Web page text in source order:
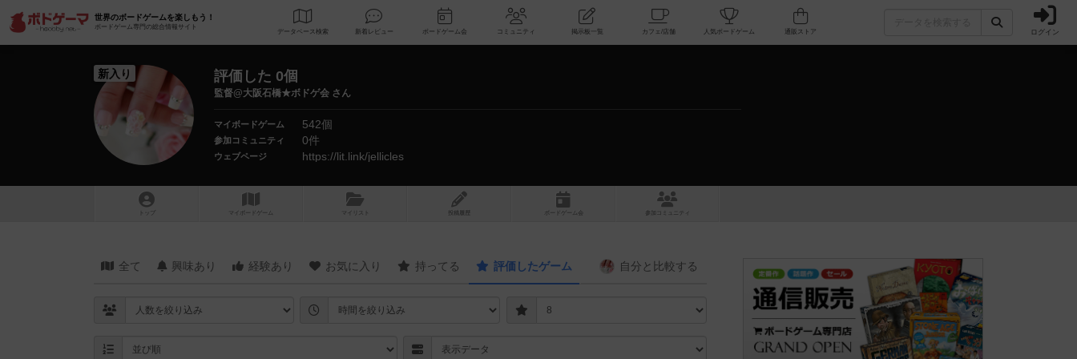
世界のボードゲームを楽しもう！
ボードゲーム専門の総合情報サイト
データベース 検索 新着レビュー ボードゲーム会 コミュニティ 掲示板一覧 カフェ/店舗 人気ボードゲーム ログイン
新入り 評価した 0個
監督@大阪石橋★ボドゲ会 さん
マイボードゲーム 542個
参加コミュニティ 0件
ウェブページ https://lit.link/jellicles
トップ マイボードゲーム マイリスト 投稿履歴 ボ ドゲ ーム コミュニティ
全て 興味あり 経験あり お気に入り 持ってる 評価したゲーム 自分と 比較する